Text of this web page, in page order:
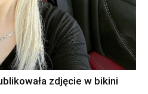
zdjęcie w bikini